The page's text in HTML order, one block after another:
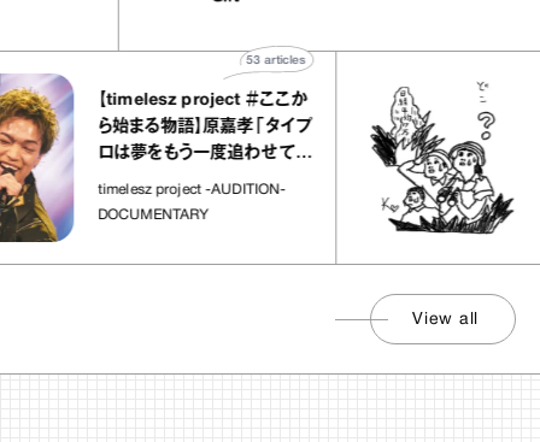
【timelesz project ＃ここか
ら始まる物語】原嘉孝「タイプ
ロは夢をもう一度追わせてく
れた場所」
timelesz project -AUDITION-
DOCUMENTARY
articles
「日
社会の
View all